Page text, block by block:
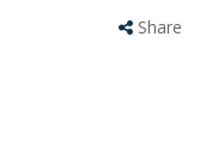
Share